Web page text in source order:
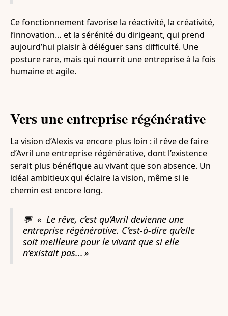
Ce fonctionnement favorise la réactivité, la créativité,
l’innovation… et la sérénité du dirigeant, qui prend
aujourd’hui plaisir à déléguer sans difficulté. Une
posture rare, mais qui nourrit une entreprise à la fois
humaine et agile.
Vers une entreprise régénérative
La vision d’Alexis va encore plus loin : il rêve de faire
d’Avril une entreprise régénérative, dont l’existence
serait plus bénéfique au vivant que son absence. Un
idéal ambitieux qui éclaire la vision, même si le
chemin est encore long.
💬« Le rêve, c’est qu’Avril devienne une
entreprise régénérative. C’est-à-dire qu’elle
soit meilleure pour le vivant que si elle
n’existait pas... »